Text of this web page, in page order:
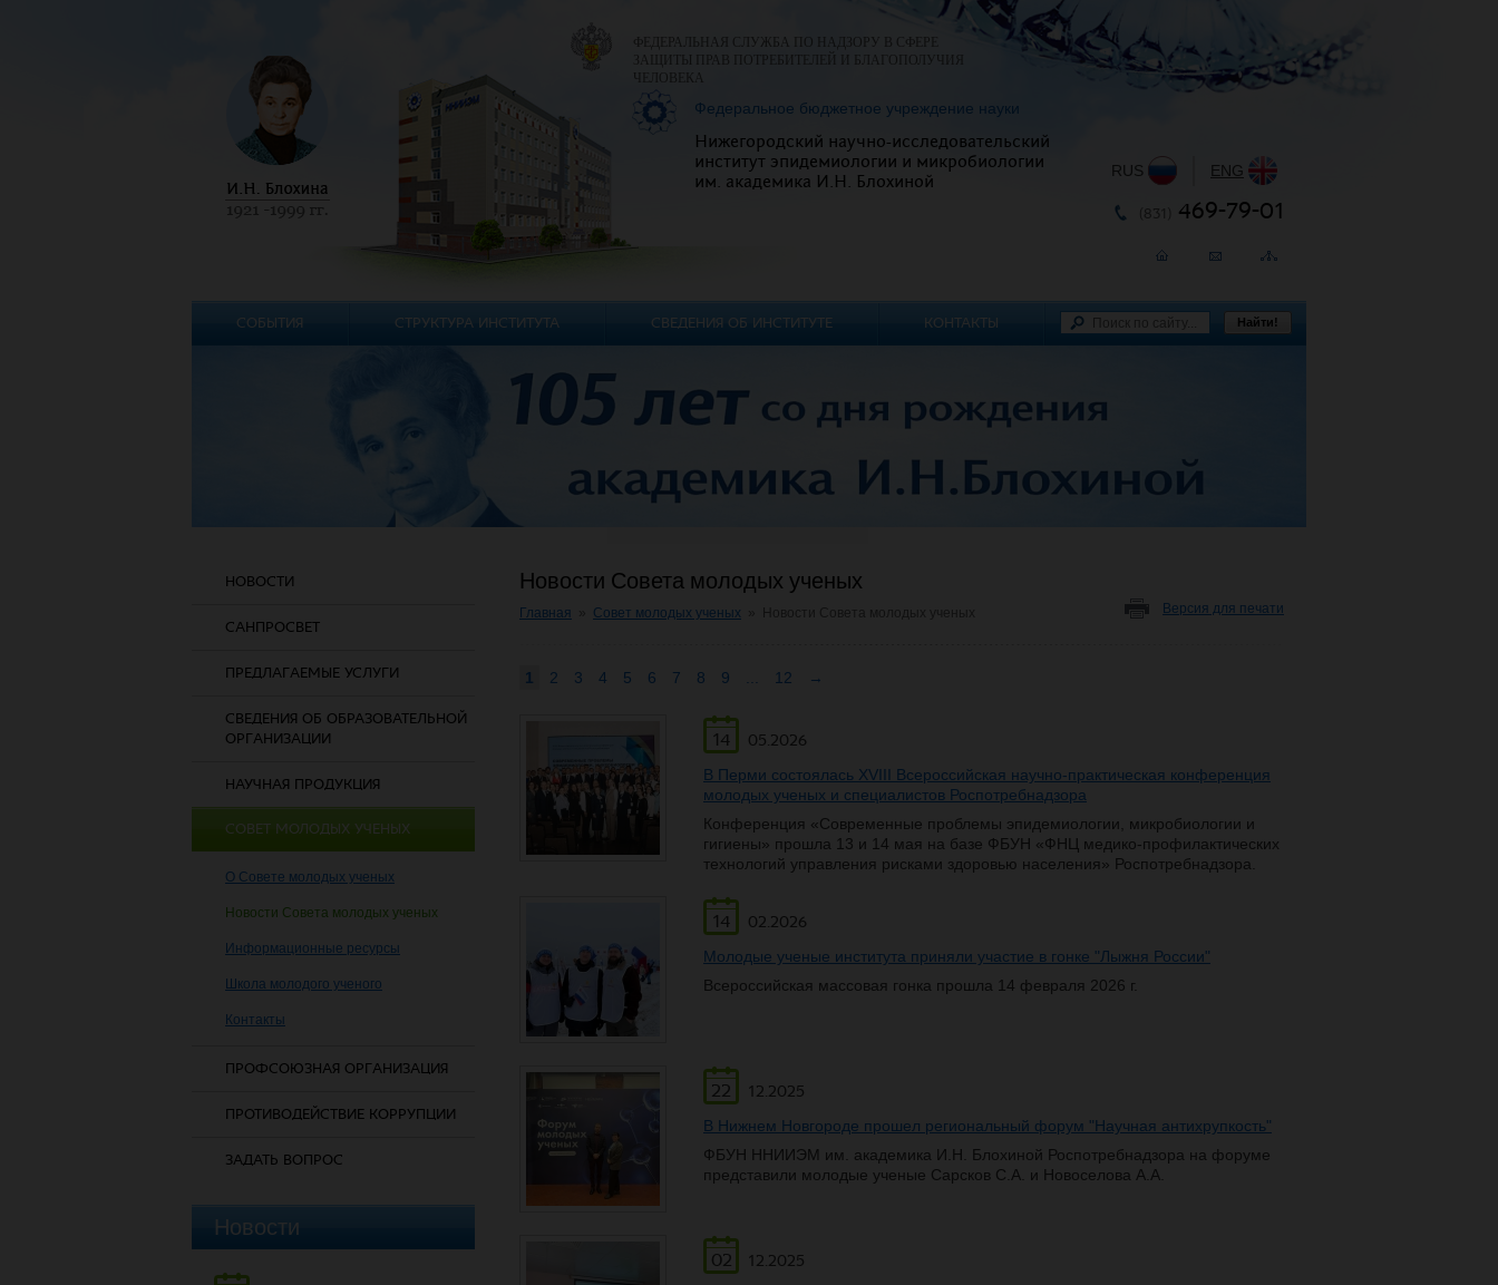
НОВОСТИ
САНПРОСВЕТ
ПРЕДЛАГАЕМЫЕ УСЛУГИ
СВЕДЕНИЯ ОБ ОБРАЗОВАТЕЛЬНОЙ
ОРГАНИЗАЦИИ
НАУЧНАЯ ПРОДУКЦИЯ
СОВЕТ МОЛОДЫХ УЧЕНЫХ
О Совете молодых ученых
Новости Совета молодых ученых
Информационные ресурсы
Школа молодого ученого
Контакты
ПРОФСОЮЗНАЯ ОРГАНИЗАЦИЯ
ПРОТИВОДЕЙСТВИЕ КОРРУПЦИИ
ЗАДАТЬ ВОПРОС
Новости
Новости Совета молодых ученых
Главная Совет молодых ученых Версия для печати
1 2 3 4 5 6 7 8 9 12 →
14
05.2026
В Перми состоялась XVIII Всероссийская научно-практическая конференция
молодых ученых и специалистов Роспотребнадзора
Конференция «Современные проблемы эпидемиологии, микробиологии и
гигиены» прошла 13 и 14 мая на базе ФБУН «ФНЦ медико-профилактических
технологий управления рисками здоровью населения» Роспотребнадзора.
14
02.2026
Молодые ученые института приняли участие в гонке "Лыжня России"
Всероссийская массовая гонка прошла 14 февраля 2026 г.
22
12.2025
В Нижнем Новгороде прошел региональный форум "Научная антихрупкость"
ФБУН ННИИЭМ им. академика И.Н. Блохиной Роспотребнадзора на форуме
представили молодые ученые Сарсков С.А. и Новоселова А.А.
02
12.2025
ФЕДЕРАЛЬНАЯ СЛУЖБА ПО НАДЗОРУ В СФЕРЕ
ЗАЩИТЫ ПРАВ ПОТРЕБИТЕЛЕЙ И БЛАГОПОЛУЧИЯ
ЧЕЛОВЕКА
Федеральное бюджетное учреждение науки
Нижегородский научно-исследовательский
институт эпидемиологии и микробиологии
им. академика И.Н. Блохиной
RUS ENG
469-79-01
СОБЫТИЯ СТРУКТУРА ИНСТИТУТА СВЕДЕНИЯ ОБ ИНСТИТУТЕ КОНТАКТЫ Найти!